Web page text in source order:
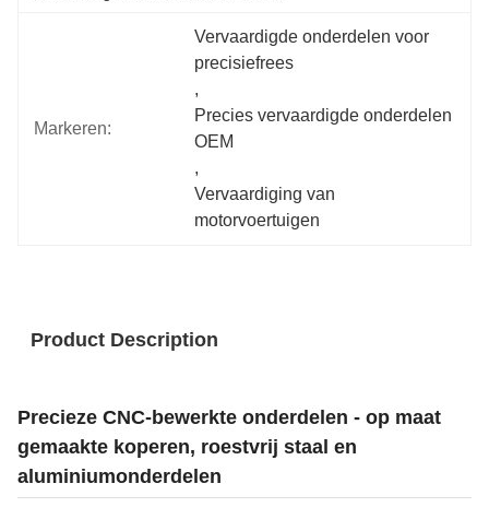
Markeren:
Vervaardigde onderdelen voor
precisiefrees
,
Precies vervaardigde onderdelen
OEM
,
Vervaardiging van
motorvoertuigen
Product Description
Precieze CNC-bewerkte onderdelen - op maat
gemaakte koperen, roestvrij staal en
aluminiumonderdelen